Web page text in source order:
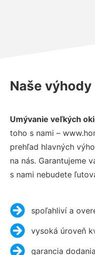
Naše výhody
Umývanie veľkých
toho s nami –
prehľad hlavných
na nás. Garantujeme
s nami nebudete
spoľahliví a
vysoká úroveň
garancia